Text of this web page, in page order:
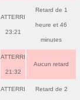
ATTERRI
23:21
Retard de 1
heure et 46
minutes
ATTERRI
21:32
Aucun retard
ATTERRI Retard de 2